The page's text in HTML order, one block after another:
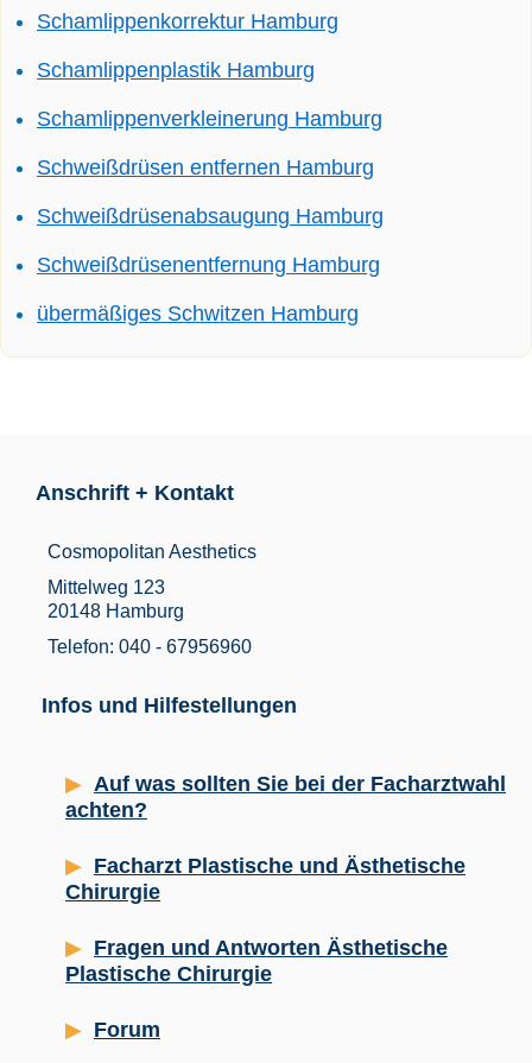
Schamlippenkorrektur Hamburg
Schamlippenplastik Hamburg
Schamlippenverkleinerung Hamburg
Schweißdrüsen entfernen Hamburg
Schweißdrüsenabsaugung Hamburg
Schweißdrüsenentfernung Hamburg
übermäßiges Schwitzen Hamburg
Anschrift + Kontakt
Cosmopolitan Aesthetics
Mittelweg 123
20148 Hamburg
Telefon: 040 - 67956960
Infos und Hilfestellungen
Auf was sollten Sie bei der Facharztwahl
achten?
Facharzt Plastische und Ästhetische
Chirurgie
Fragen und Antworten Ästhetische
Plastische Chirurgie
Forum